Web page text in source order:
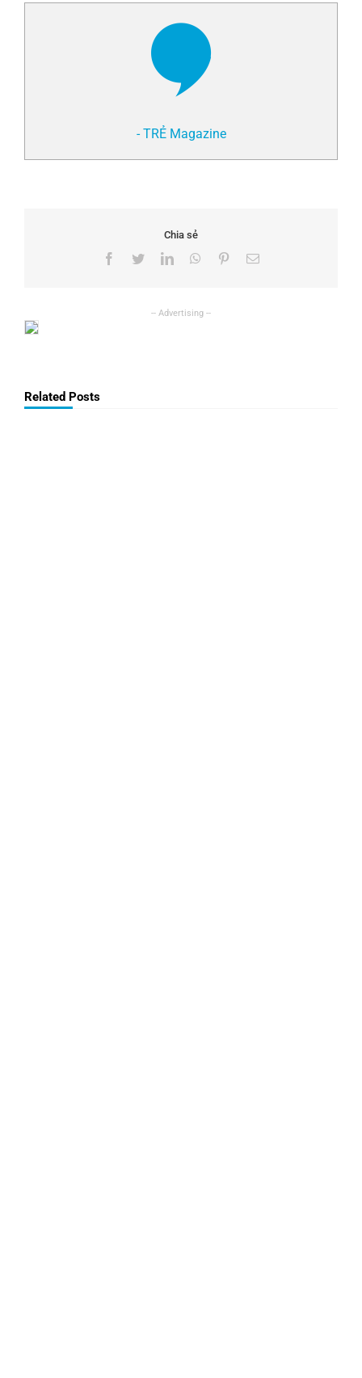
- TRẺ Magazine
Chia sẻ
Facebook
TwitterLinkedInWhatsApp
PinterestEmail
Related Posts